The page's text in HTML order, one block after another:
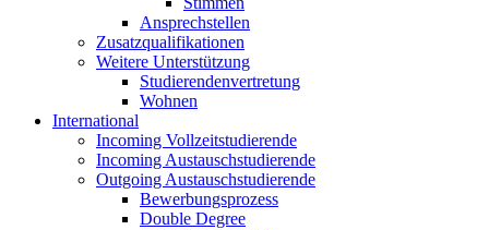
Ansprechstellen
Zusatzqualifikationen
Weitere Unterstützung
Studierendenvertretung
Wohnen
International
Incoming Vollzeitstudierende
Incoming Austauschstudierende
Outgoing Austauschstudierende
Bewerbungsprozess
Double Degree